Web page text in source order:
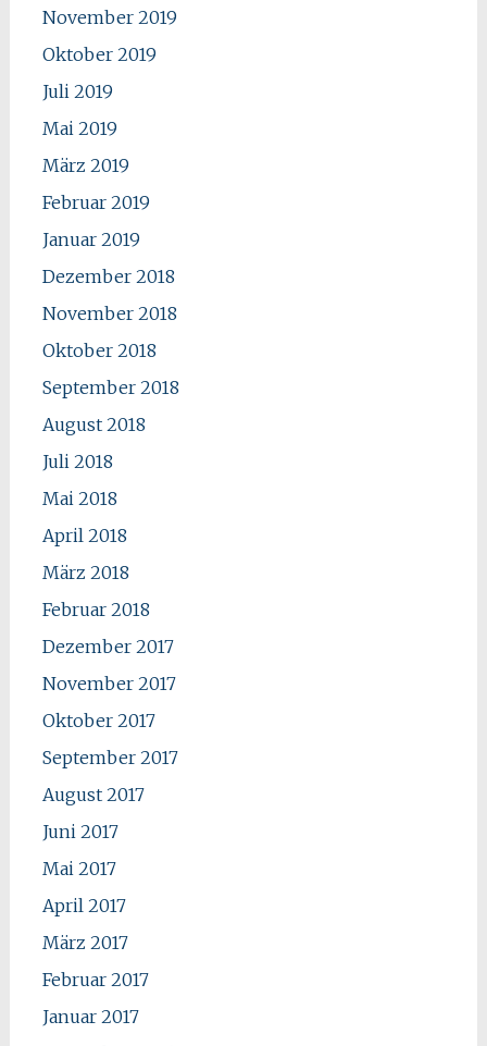
November 2019
Oktober 2019
Juli 2019
Mai 2019
März 2019
Februar 2019
Januar 2019
Dezember 2018
November 2018
Oktober 2018
September 2018
August 2018
Juli 2018
Mai 2018
April 2018
März 2018
Februar 2018
Dezember 2017
November 2017
Oktober 2017
September 2017
August 2017
Juni 2017
Mai 2017
April 2017
März 2017
Februar 2017
Januar 2017